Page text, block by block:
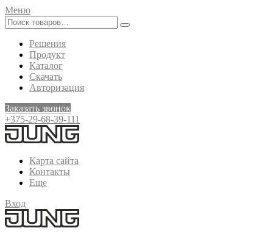
Меню
Решения
Продукт
Каталог
Скачать
Авторизация
Заказать звонок
+375-29-68-39-111
Карта сайта
Контакты
Еще
Вход